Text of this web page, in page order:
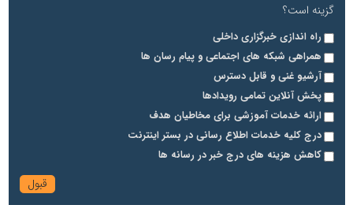
گزینه است؟
راه اندازی خبرگزاری داخلی
همراهی شبکه های اجتماعی و پیام رسان ها
آرشیو غنی و قابل دسترس
پخش آنلاین تمامی رویدادها
ارائه خدمات آموزشی برای مخاطیان هدف
درج کلیه خدمات اطلاع رسانی در بستر اینترنت
کاهش هزینه های درج خبر در رسانه ها